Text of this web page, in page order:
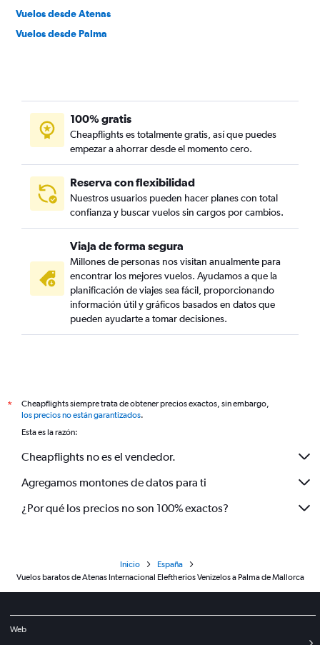
Vuelos desde Atenas
Vuelos desde Palma
100% gratis
Cheapflights es totalmente gratis, así que puedes
empezar a ahorrar desde el momento cero.
Reserva con flexibilidad
Nuestros usuarios pueden hacer planes con total
confianza y buscar vuelos sin cargos por cambios.
Viaja de forma segura
Millones de personas nos visitan anualmente para
encontrar los mejores vuelos. Ayudamos a que la
planificación de viajes sea fácil, proporcionando
información útil y gráficos basados en datos que
pueden ayudarte a tomar decisiones.
*
Cheapflights siempre trata de obtener precios exactos, sin embargo,
los precios no están garantizados.
Esta es la razón:
Cheapflights no es el vendedor.
Agregamos montones de datos para ti
¿Por qué los precios no son 100% exactos?
Inicio
España
Vuelos baratos de Atenas Internacional Eleftherios Venizelos a Palma de Mallorca
Web